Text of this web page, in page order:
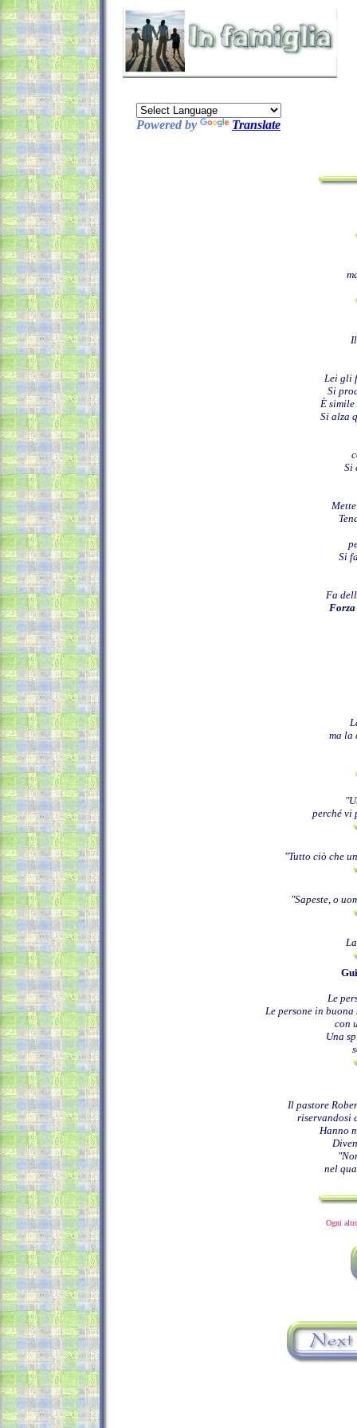
Powered by Translate
Lei gli
Si
È
Si alza
Si
Si
Fa
ma la
perché vi
"Tutto ciò che
"Sapeste, o
Le
Le persone in
con
Una
Il pastore
riservandosi
Hanno
nel
Ogni